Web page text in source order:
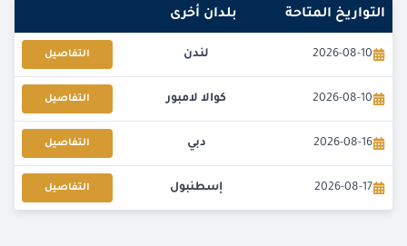
التواريخ المتاحة بلدان أخرى
2026-08-10 لندن التفاصيل
2026-08-10 كوالا لامبور التفاصيل
2026-08-16 دبي التفاصيل
2026-08-17 إسطنبول التفاصيل